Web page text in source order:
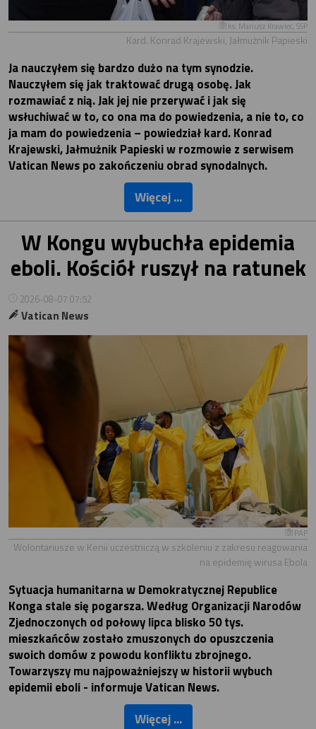
ks. Mariusz Krawiec, SSP
Kard. Konrad Krajewski, Jałmużnik Papieski
Ja nauczyłem się bardzo dużo na tym synodzie.
Nauczyłem się jak traktować drugą osobę. Jak
rozmawiać z nią. Jak jej nie przerywać i jak się
wsłuchiwać w to, co ona ma do powiedzenia, a nie to, co
ja mam do powiedzenia – powiedział kard. Konrad
Krajewski, Jałmużnik Papieski w rozmowie z serwisem
Vatican News po zakończeniu obrad synodalnych.
Więcej ...
W Kongu wybuchła epidemia
eboli. Kościół ruszył na ratunek
2026-08-07 07:52
Vatican News
PAP
Wolontariusze w Kenii uczestniczą w szkoleniu z zakresu reagowania
na epidemię wirusa Ebola
Sytuacja humanitarna w Demokratycznej Republice
Konga stale się pogarsza. Według Organizacji Narodów
Zjednoczonych od połowy lipca blisko 50 tys.
mieszkańców zostało zmuszonych do opuszczenia
swoich domów z powodu konfliktu zbrojnego.
Towarzyszy mu najpoważniejszy w historii wybuch
epidemii eboli - informuje Vatican News.
Więcej ...